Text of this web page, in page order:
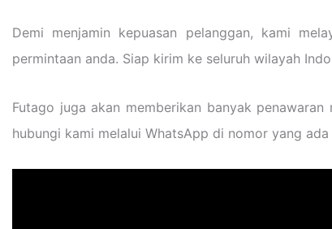
Demi menjamin kepuasan pelanggan, kami
permintaan anda. Siap kirim ke seluruh wilayah
Futago juga akan memberikan banyak
hubungi kami melalui WhatsApp di nomor yang